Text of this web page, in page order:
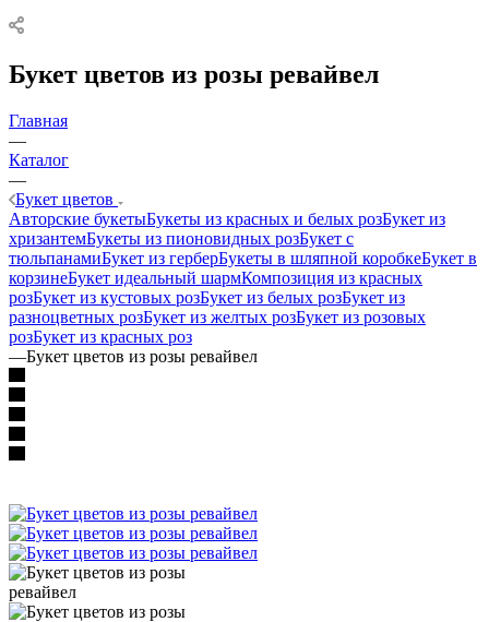
Букет цветов из розы ревайвел
Главная
—
Каталог
—
Букет цветов
Авторские букетыБукеты из красных и белых розБукет из
хризантемБукеты из пионовидных розБукет с
тюльпанамиБукет из герберБукеты в шляпной коробкеБукет в
корзинеБукет идеальный шармКомпозиция из красных
розБукет из кустовых розБукет из белых розБукет из
разноцветных розБукет из желтых розБукет из розовых
розБукет из красных роз
—Букет цветов из розы ревайвел